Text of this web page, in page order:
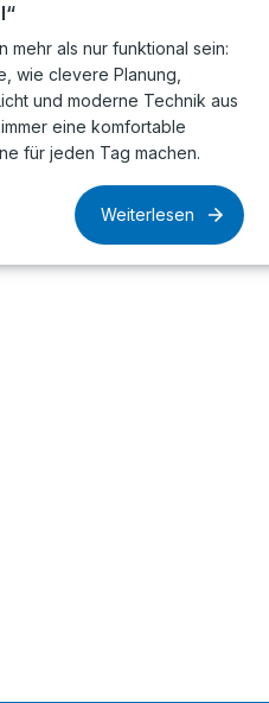
mehr als nur funktional sein:
wie clevere Planung,
und moderne Technik aus
eine komfortable
für jeden Tag machen.
Weiterlesen